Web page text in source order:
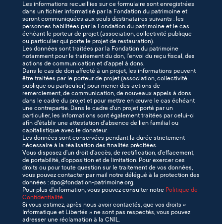
Les informations recueillies sur ce formulaire sont enregistrées
dans un fichier informatisé par la Fondation du patrimoine et
seront communiquées aux seuls destinataires suivants : les
personnes habilitées par la Fondation du patrimoine et le cas
échéant le porteur de projet (association, collectivité publique
ou particulier qui porte le projet de restauration).
Les données sont traitées par la Fondation du patrimoine
notamment pour le traitement du don, l’envoi du reçu fiscal, des
actions de communication et d’appel à dons.
Dans le cas de don affecté à un projet, les informations peuvent
être traitées par le porteur de projet (association, collectivité
publique ou particulier) pour mener des actions de
remerciement, de communication, de nouveaux appels à dons
dans le cadre du projet et pour mettre en œuvre le cas échéant
une contrepartie. Dans le cadre d'un projet porté par un
particulier, les informations sont également traitées par celui-ci
afin d'établir une attestation d'absence de lien familial ou
capitalistique avec le donateur.
Les données sont conservées pendant la durée strictement
nécessaire à la réalisation des finalités précitées.
Vous disposez d’un droit d’accès, de rectification, d’effacement,
de portabilité, d'opposition et de limitation. Pour exercer ces
droits ou pour toute question sur le traitement de vos données,
vous pouvez contacter par mail notre délégué à la protection des
données : dpo@fondation-patrimoine.org.
Pour plus d’information, vous pouvez consulter notre Politique de
Confidentialité.
Si vous estimez, après nous avoir contactés, que vos droits «
Informatique et Libertés » ne sont pas respectés, vous pouvez
adresser une réclamation à la CNIL.